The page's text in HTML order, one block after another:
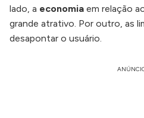
lado, a economia em relação
grande atrativo. Por outro, as
desapontar o usuário.